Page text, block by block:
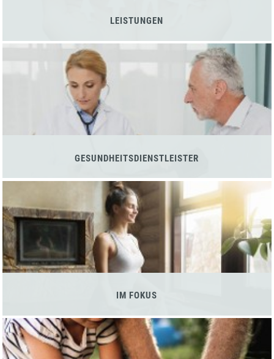
LEISTUNGEN
GESUNDHEITSDIENSTLEISTER
IM FOKUS